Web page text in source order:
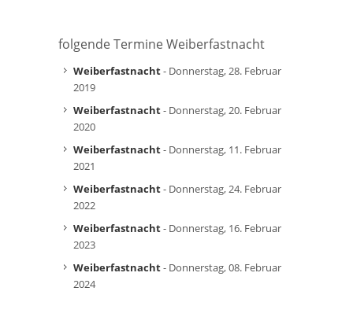
folgende Termine Weiberfastnacht
Weiberfastnacht- Donnerstag, 28. Februar
2019
Weiberfastnacht- Donnerstag, 20. Februar
2020
Weiberfastnacht- Donnerstag, 11. Februar
2021
Weiberfastnacht- Donnerstag, 24. Februar
2022
Weiberfastnacht- Donnerstag, 16. Februar
2023
Weiberfastnacht- Donnerstag, 08. Februar
2024